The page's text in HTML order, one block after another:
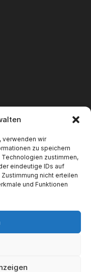
verwenden wir
zu speichern
zustimmen,
eindeutige IDs auf
nicht erteilen
und Funktionen
by